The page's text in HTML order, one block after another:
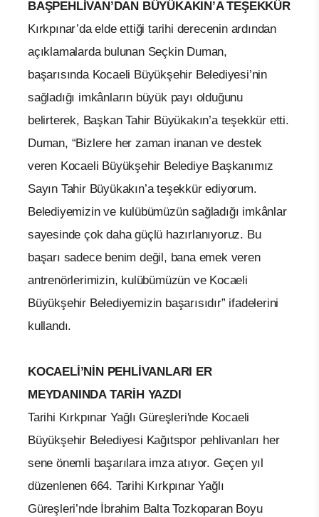
BAŞPEHLİVAN’DAN BÜYÜKAKIN’A TEŞEKKÜR
Kırkpınar’da elde ettiği tarihi derecenin ardından
açıklamalarda bulunan Seçkin Duman,
başarısında Kocaeli Büyükşehir Belediyesi’nin
sağladığı imkânların büyük payı olduğunu
belirterek, Başkan Tahir Büyükakın’a teşekkür etti.
Duman, “Bizlere her zaman inanan ve destek
veren Kocaeli Büyükşehir Belediye Başkanımız
Sayın Tahir Büyükakın’a teşekkür ediyorum.
Belediyemizin ve kulübümüzün sağladığı imkânlar
sayesinde çok daha güçlü hazırlanıyoruz. Bu
başarı sadece benim değil, bana emek veren
antrenörlerimizin, kulübümüzün ve Kocaeli
Büyükşehir Belediyemizin başarısıdır” ifadelerini
kullandı.
KOCAELİ’NİN PEHLİVANLARI ER
MEYDANINDA TARİH YAZDI
Tarihi Kırkpınar Yağlı Güreşleri'nde Kocaeli
Büyükşehir Belediyesi Kağıtspor pehlivanları her
sene önemli başarılara imza atıyor. Geçen yıl
düzenlenen 664. Tarihi Kırkpınar Yağlı
Güreşleri’nde İbrahim Balta Tozkoparan Boyu